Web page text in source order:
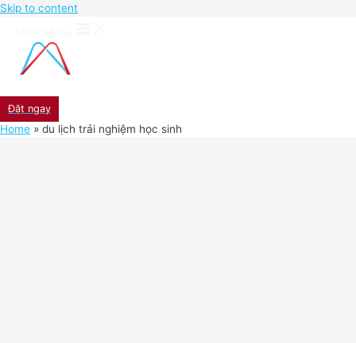
Skip to content
Đặt ngay
Home du lịch trải nghiệm học sinh